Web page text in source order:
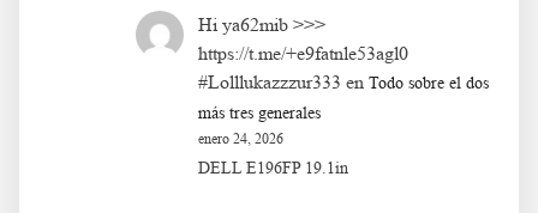
Hi ya62mib >>>
https://t.me/+e9fatnle53agl0
#Lolllukazzzur333 en Todo sobre el dos
más tres generales
enero 24, 2026
DELL E196FP 19.1in